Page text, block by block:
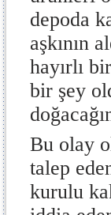
depoda
aşkının
hayırlı
bir şey
Bu olay
talep
kurulu